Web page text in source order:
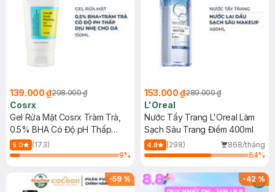
139.000 ₫298.000 ₫
Cosrx
Gel Rửa Mặt Cosrx Tràm Trà,
0.5% BHA Có Độ pH Thấp
150ml
5.0
(173)
9%
153.000 ₫289.000 ₫
L'Oreal
Nước Tẩy Trang L'Oreal Làm
Sạch Sâu Trang Điểm 400ml
4.8 (298)
868/tháng
64%
-59 % -42%